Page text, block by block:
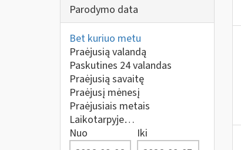
Parodymo data
Bet kuriuo metu
Praėjusią valandą
Paskutines 24 valandas
Praėjusią savaitę
Praėjusį mėnesį
Praėjusiais metais
Laikotarpyje…
Nuo
Iki